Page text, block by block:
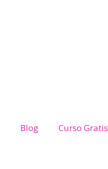
Blog Curso Gratis